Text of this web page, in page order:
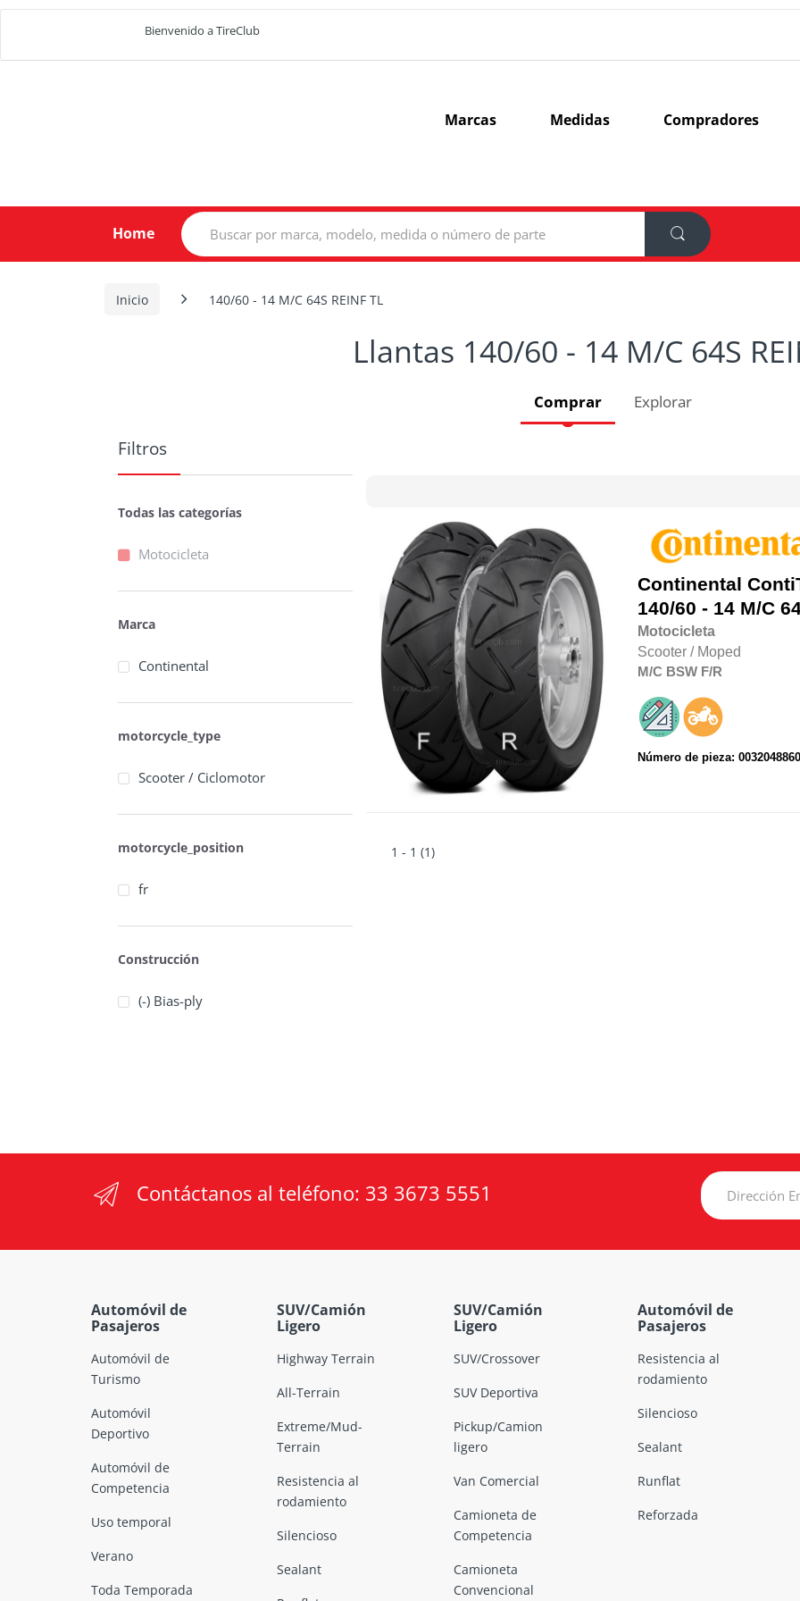
Bienvenido a TireClub
Marcas Medidas Compradores
Home
Search
for:
Inicio 140/60 - 14 M/C 64S REINF TL
Llantas 140/60 - 14 M/C 64S
Comprar Explorar
Continental
140/60 - 14 M/C
Motocicleta
Scooter / Moped
M/C BSW F/R
Número de pieza:
1 - 1 (1)
Filtros
Todas las categorías
Motocicleta
Marca
Continental
motorcycle_type
Scooter / Ciclomotor
motorcycle_position
fr
Construcción
(-) Bias-ply
Contáctanos al teléfono: 33 3673 5551
Automóvil de
Pasajeros
Automóvil de
Turismo
Automóvil
Deportivo
Automóvil de
Competencia
Uso temporal
Verano
Toda Temporada
SUV/Camión
Ligero
Highway Terrain
All-Terrain
Extreme/Mud-
Terrain
Resistencia al
rodamiento
Silencioso
Sealant
SUV/Camión
Ligero
SUV/Crossover
SUV Deportiva
Pickup/Camion
ligero
Van Comercial
Camioneta de
Competencia
Camioneta
Convencional
Automóvil de
Pasajeros
Resistencia al
rodamiento
Silencioso
Sealant
Runflat
Reforzada